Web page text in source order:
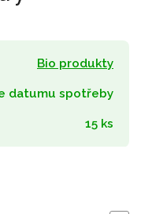
Bio produkty
datumu spotřeby
15 ks